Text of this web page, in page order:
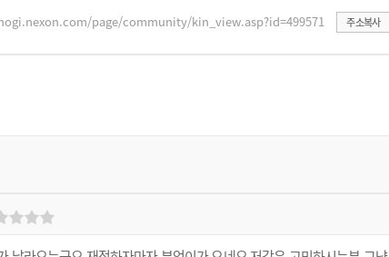
page/community/kin_view.asp?id=499571 주소복사